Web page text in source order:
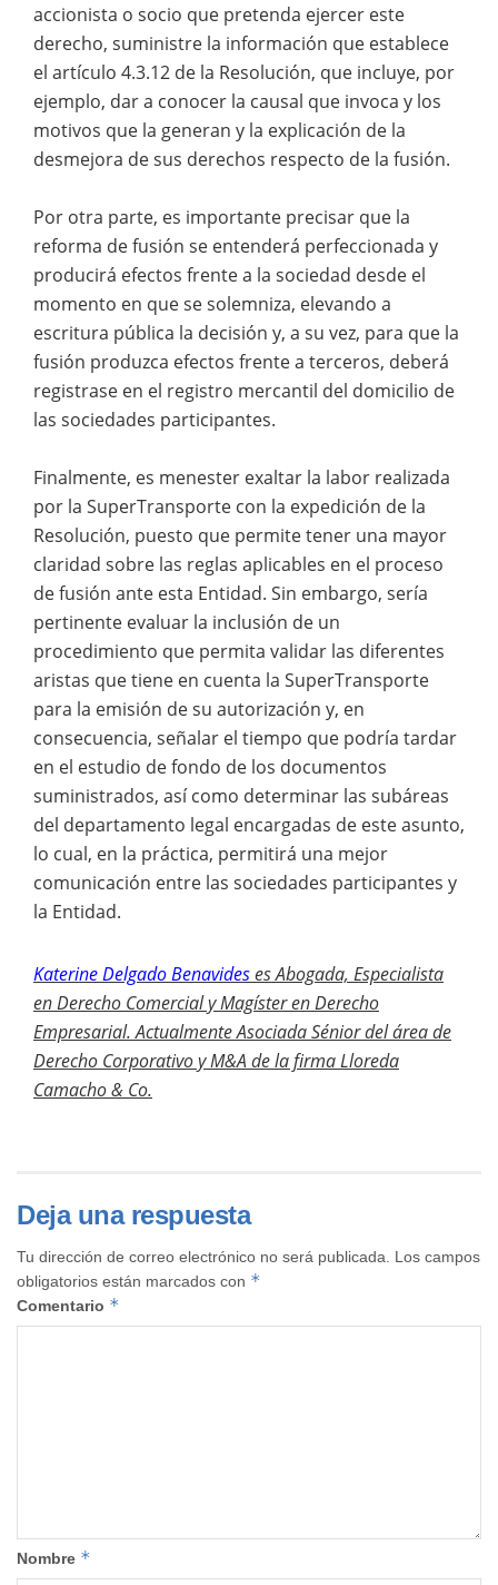
accionista o socio que pretenda ejercer este
derecho, suministre la información que establece
el artículo 4.3.12 de la Resolución, que incluye, por
ejemplo, dar a conocer la causal que invoca y los
motivos que la generan y la explicación de la
desmejora de sus derechos respecto de la fusión.
Por otra parte, es importante precisar que la
reforma de fusión se entenderá perfeccionada y
producirá efectos frente a la sociedad desde el
momento en que se solemniza, elevando a
escritura pública la decisión y, a su vez, para que la
fusión produzca efectos frente a terceros, deberá
registrase en el registro mercantil del domicilio de
las sociedades participantes.
Finalmente, es menester exaltar la labor realizada
por la SuperTransporte con la expedición de la
Resolución, puesto que permite tener una mayor
claridad sobre las reglas aplicables en el proceso
de fusión ante esta Entidad. Sin embargo, sería
pertinente evaluar la inclusión de un
procedimiento que permita validar las diferentes
aristas que tiene en cuenta la SuperTransporte
para la emisión de su autorización y, en
consecuencia, señalar el tiempo que podría tardar
en el estudio de fondo de los documentos
suministrados, así como determinar las subáreas
del departamento legal encargadas de este asunto,
lo cual, en la práctica, permitirá una mejor
comunicación entre las sociedades participantes y
la Entidad.
Katerine Delgado Benavideses Abogada, Especialista
en Derecho Comercial y Magíster en Derecho
Empresarial. Actualmente Asociada Sénior del área de
Derecho Corporativo y M&A de la firma Lloreda
Camacho & Co.
Deja una respuesta
Tu dirección de correo electrónico no será publicada.
Los campos
obligatorios están marcados con *
Comentario *
Nombre *